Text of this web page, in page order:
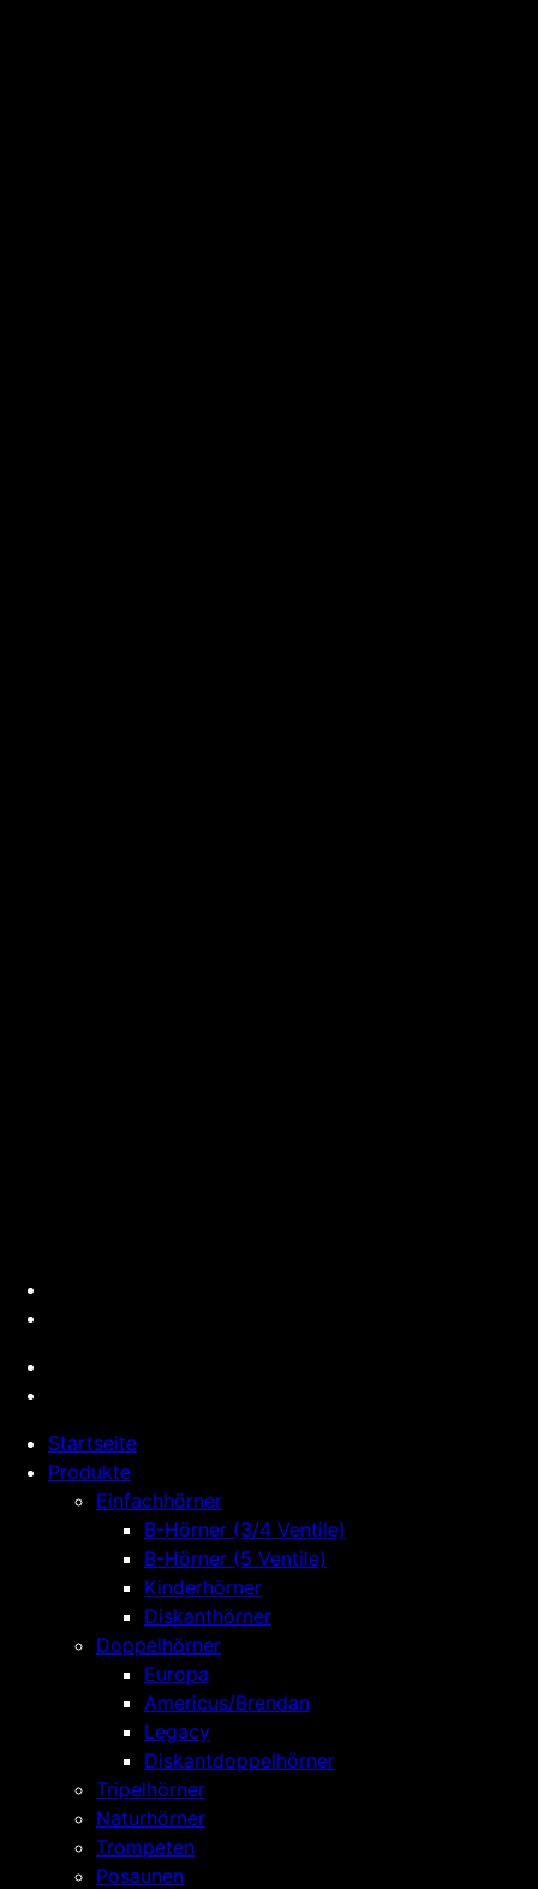
Startseite
Produkte
Einfachhörner
B-Hörner (3/4 Ventile)
B-Hörner (5 Ventile)
Kinderhörner
Diskanthörner
Doppelhörner
Europa
Americus/Brendan
Legacy
Diskantdoppelhörner
Tripelhörner
Naturhörner
Trompeten
Posaunen